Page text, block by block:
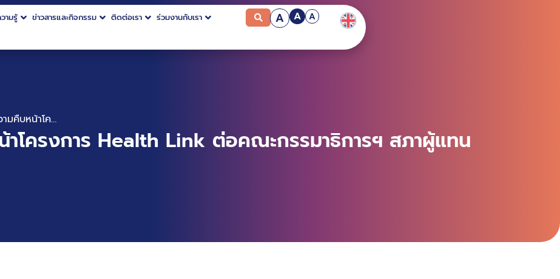
ามรู้ ข่าวสารและกิจกรรม ติดต่อเรา ร่วมงานกับเรา A A A
BDI เข้าชี้แจงความคืบหน้าโครงการ Health Link ต่อคณะกรรมาธิการฯ สภาผู้แทนราษฎร
าโครงการ Health Link ต่อคณะกรรมาธิการฯ สภาผู้แทน